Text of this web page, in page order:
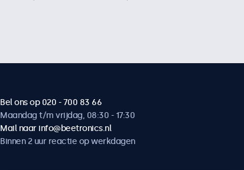
Bel ons op 020 - 700 83 66
Maandag t/m vrijdag, 08:30 - 17:30
Mail naar info@beetronics.nl
Binnen 2 uur reactie op werkdagen